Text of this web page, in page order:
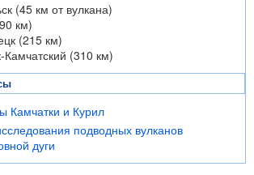
(45 км от вулкана)
км)
(215 км)
Камчатский (310 км)
Камчатки и Курил
подводных вулканов
дуги